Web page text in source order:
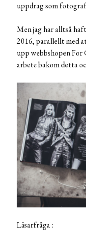
uppdrag som
Men jag har alltså
2016, parallellt med
upp webbshopen For
arbete bakom detta
Läsarfråga :